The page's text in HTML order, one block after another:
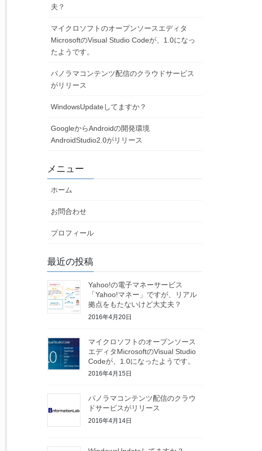
夫？
マイクロソフトのオープンソースエディタ
MicrosoftのVisual Studio Codeが、1.0になっ
たようです。
パノラマコンテンツ配信のクラウドサービス
がリリース
WindowsUpdateしてますか？
GoogleからAndroidの開発環境
AndroidStudio2.0がリリース
メニュー
ホーム
お問合わせ
プロフィール
最近の投稿
Yahoo!の電子マネーサービス
「Yahoo!マネー」ですが、リアル
拠点をもたないけど大丈夫？
2016年4月20日
マイクロソフトのオープンソース
エディタMicrosoftのVisual Studio
Codeが、1.0になったようです。
2016年4月15日
パノラマコンテンツ配信のクラウ
ドサービスがリリース
2016年4月14日